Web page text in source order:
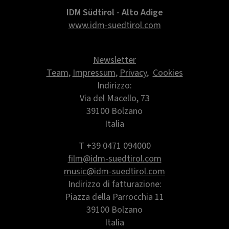
IDM Südtirol - Alto Adige
www.idm-suedtirol.com
Newsletter
Team,Impressum,Privacy,Cookies
Indirizzo:
Via del Macello, 73
39100 Bolzano
Italia
T +39 0471 094000
film@idm-suedtirol.com
music@idm-suedtirol.com
Indirizzo di fatturazione:
Piazza della Parrocchia 11
39100 Bolzano
Italia